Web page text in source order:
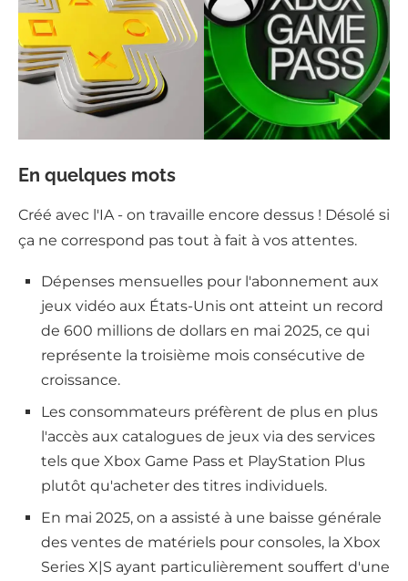
En quelques mots
Créé avec l'IA - on travaille encore dessus ! Désolé si
ça ne correspond pas tout à fait à vos attentes.
Dépenses mensuelles pour l'abonnement aux
jeux vidéo aux États-Unis ont atteint un record
de 600 millions de dollars en mai 2025, ce qui
représente la troisième mois consécutive de
croissance.
Les consommateurs préfèrent de plus en plus
l'accès aux catalogues de jeux via des services
tels que Xbox Game Pass et PlayStation Plus
plutôt qu'acheter des titres individuels.
En mai 2025, on a assisté à une baisse générale
des ventes de matériels pour consoles, la Xbox
Series X|S ayant particulièrement souffert d'une